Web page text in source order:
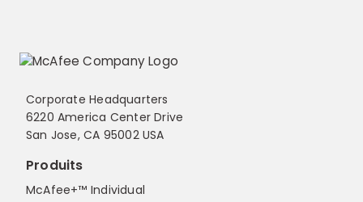
Corporate Headquarters
6220 America Center Drive
San Jose, CA 95002 USA
Produits
McAfee+™ Individual